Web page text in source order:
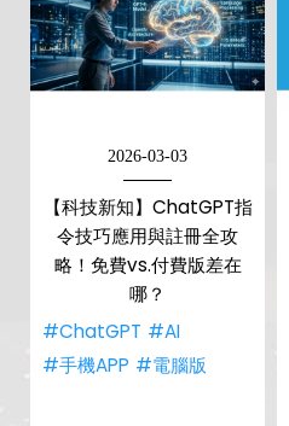
2026-03-03
【科技新知】ChatGPT指
令技巧應用與註冊全攻
略！免費vs.付費版差在
哪？
#ChatGPT #AI
#手機APP #電腦版